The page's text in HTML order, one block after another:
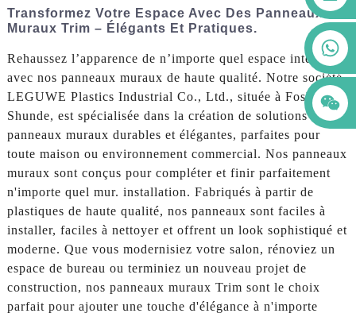
Transformez Votre Espace Avec Des Panneaux
Muraux Trim – Élégants Et Pratiques.
Rehaussez l’apparence de n’importe quel espace intérieur
avec nos panneaux muraux de haute qualité. Notre société,
LEGUWE Plastics Industrial Co., Ltd., située à Foshan
Shunde, est spécialisée dans la création de solutions de
panneaux muraux durables et élégantes, parfaites pour
toute maison ou environnement commercial. Nos panneaux
muraux sont conçus pour compléter et finir parfaitement
n'importe quel mur. installation. Fabriqués à partir de
plastiques de haute qualité, nos panneaux sont faciles à
installer, faciles à nettoyer et offrent un look sophistiqué et
moderne. Que vous modernisiez votre salon, rénoviez un
espace de bureau ou terminiez un nouveau projet de
construction, nos panneaux muraux Trim sont le choix
parfait pour ajouter une touche d'élégance à n'importe